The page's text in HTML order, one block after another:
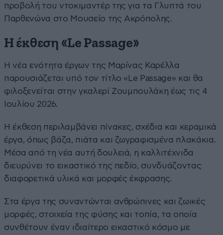
προβολή του ντοκιμαντέρ της για τα Γλυπτά του
Παρθενώνα στο Μουσείο της Ακρόπολης.
Η έκθεση «Le Passage»
Η νέα ενότητα έργων της Μαρίνας Καρέλλα
παρουσιάζεται υπό τον τίτλο «Le Passage» και θα
φιλοξενείται στην γκαλερί Ζουμπουλάκη έως τις 4
Ιουλίου 2026.
Η έκθεση περιλαμβάνει πίνακες, σχέδια και κεραμικά
έργα, όπως βάζα, πιάτα και ζωγραφισμένα πλακάκια.
Μέσα από τη νέα αυτή δουλειά, η καλλιτέχνιδα
διευρύνει το εικαστικό της πεδίο, συνδυάζοντας
διαφορετικά υλικά και μορφές έκφρασης.
Στα έργα της συναντώνται ανθρώπινες και ζωικές
μορφές, στοιχεία της φύσης και τοπία, τα οποία
συνθέτουν έναν ιδιαίτερο εικαστικό κόσμο με